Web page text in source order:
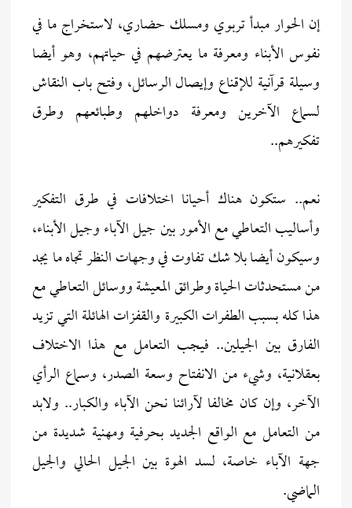
إن الحوار مبدأ تربوي ومسلك حضاري، لاستخراج ما في
نفوس الأبناء ومعرفة ما يعترضهم في حياتهم، وهو أيضا
وسيلة قرآنية للإقناع وإيصال الرسائل، وفتح باب النقاش
لسماع الآخرين ومعرفة دواخلهم وطبائعهم وطرق
تفكيرهم..
نعم.. ستكون هناك أحيانا اختلافات في طرق التفكير
وأساليب التعاطي مع الأمور بين جيل الآباء وجيل الأبناء،
وسيكون أيضا بلا شك تفاوت في وجهات النظر تجاه ما يجد
من مستحدثات الحياة وطرائق المعيشة ووسائل التعاطي مع
هذا كله بسبب الطفرات الكبيرة والقفزات الهائلة التي تزيد
الفارق بين الجيلين.. فيجب التعامل مع هذا الاختلاف
بعقلانية، وشيء من الانفتاح وسعة الصدر، وسماع الرأي
الآخر، وإن كان مخالفا لآرائنا نحن الآباء والكبار.. ولابد
من التعامل مع الواقع الجديد بحرفية ومهنية شديدة من
جهة الآباء خاصة، لسد الهوة بين الجيل الحالي والجيل
الماضي.